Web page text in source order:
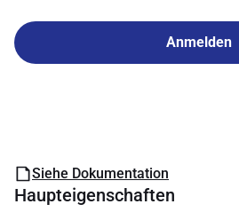
Anmelden
Siehe Dokumentation
Haupteigenschaften